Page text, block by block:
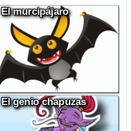
El murcipájaro
El genio chapuzas